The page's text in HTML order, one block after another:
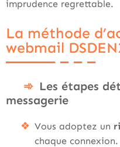
imprudence regrettable.
La méthode
webmail
Les étapes
messagerie
Vous adoptez un
chaque connexion.